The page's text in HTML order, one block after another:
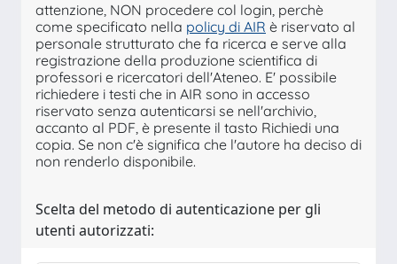
attenzione, NON procedere col login, perchè
come specificato nella policy di AIR è riservato al
personale strutturato che fa ricerca e serve alla
registrazione della produzione scientifica di
professori e ricercatori dell'Ateneo. E' possibile
richiedere i testi che in AIR sono in accesso
riservato senza autenticarsi se nell'archivio,
accanto al PDF, è presente il tasto Richiedi una
copia. Se non c'è significa che l'autore ha deciso di
non renderlo disponibile.
Scelta del metodo di autenticazione per gli
utenti autorizzati: